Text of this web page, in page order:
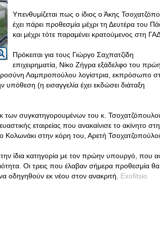
Υπενθυμίζεται πως ο ίδιος ο Άκης
έχει πάρει προθεσμία μέχρι τη Δευτέρα του
και μέχρι τότε παραμένει κρατούμενος στη
Πρόκειται για τους Γιώργο Σαχπατζίδη
επιχειρηματία, Νίκο Ζήγρα εξάδελφο του
Λαμπροπούλου λογίστρια, εκπρόσωπο
(η εισαγγελία έχει εκδώσει διάταξη
των συγκατηγορουμένων του κ.
εταιρείας που ανακαίνισε το ακίνητο στη
Κολωνάκι στην κόρη του, Αρετή
την ίδια κατηγορία με τον πρώην υπουργό, που
Οι τρεις που έλαβαν σήμερα προθεσμία θα
οδηγηθούν εκ νέου στον ανακριτή. Exofitsio